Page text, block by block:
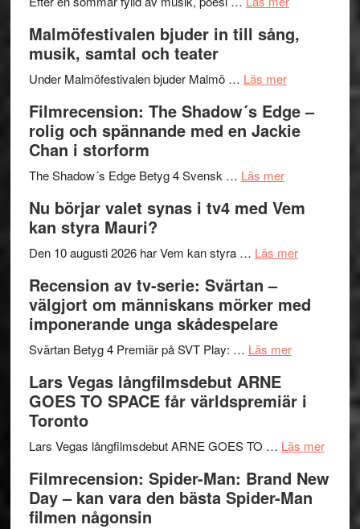
terräng
på
Endre,
Roland
Pöntinen
Artipelag
Malmöfestivalen bjuder in till sång,
musik, samtal och teater
Under Malmöfestivalen bjuder Malmö … Läs merom
bjuder
in
samtal
teater
Filmrecension: The Shadow´s Edge –
rolig och spännande med en Jackie
Chan i storform
The Shadow´s Edge Betyg 4 Svensk … Läs merom
The
´s
rolig
spännande
Jackie
i
Nu börjar valet synas i tv4 med Vem
kan styra Mauri?
Den 10 augusti 2026 har Vem kan styra … Läs merom
valet
Vem
styra
Recension av tv-serie: Svärtan –
välgjort om människans mörker med
imponerande unga skådespelare
Svärtan Betyg 4 Premiär på SVT Play: … Läs merom
tv-
Svärtan
välgjort
om
Lars Vegas långfilmsdebut ARNE
GOES TO SPACE får världspremiär i
Toronto
Lars Vegas långfilmsdebut ARNE GOES TO … Läs merom
Vegas
Filmrecension: Spider-Man: Brand New
Day – kan vara den bästa Spider-Man
filmen någonsin